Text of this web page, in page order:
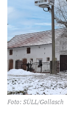
Foto: SÜLL/Gollasch